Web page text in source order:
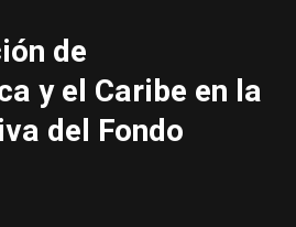
de
y el Caribe en la
del Fondo